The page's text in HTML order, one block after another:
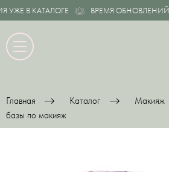
В КАТАЛОГЕ ВРЕМЯ ОБНОВЛЕНИЙ
Главная Каталог Макияж
базы по макияж